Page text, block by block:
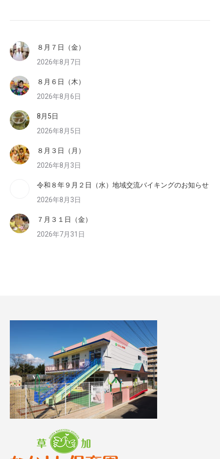
８月７日（金）
2026年8月7日
８月６日（木）
2026年8月6日
8月5日
2026年8月5日
８月３日（月）
2026年8月3日
令和８年９月２日（水）地域交流バイキングのお知らせ
2026年8月3日
７月３１日（金）
2026年7月31日